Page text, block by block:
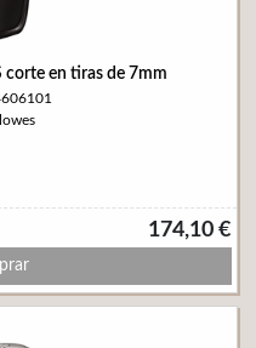
corte en tiras de 7mm
174,10 €